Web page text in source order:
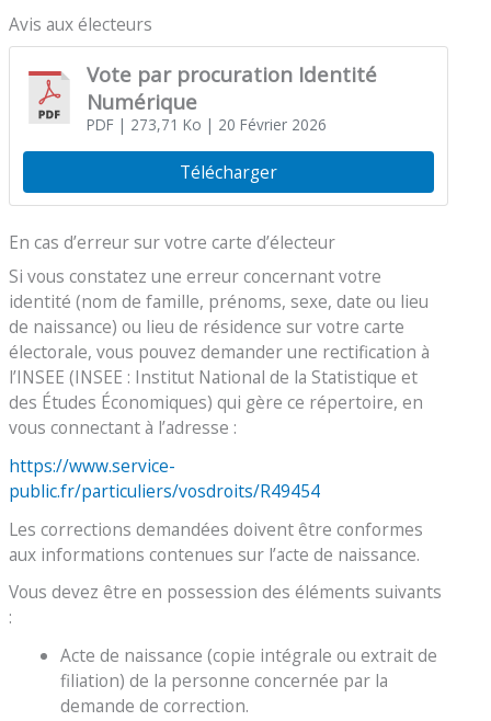
Avis aux électeurs
Vote par procuration Identité
Numérique
PDF| 273,71 Ko | 20 Février 2026
Télécharger
En cas d’erreur sur votre carte d’électeur
Si vous constatez une erreur concernant votre
identité (nom de famille, prénoms, sexe, date ou lieu
de naissance) ou lieu de résidence sur votre carte
électorale, vous pouvez demander une rectification à
l’INSEE (INSEE : Institut National de la Statistique et
des Études Économiques) qui gère ce répertoire, en
vous connectant à l’adresse :
https://www.service-
public.fr/particuliers/vosdroits/R49454
Les corrections demandées doivent être conformes
aux informations contenues sur l’acte de naissance.
Vous devez être en possession des éléments suivants
:
Acte de naissance (copie intégrale ou extrait de
filiation) de la personne concernée par la
demande de correction.